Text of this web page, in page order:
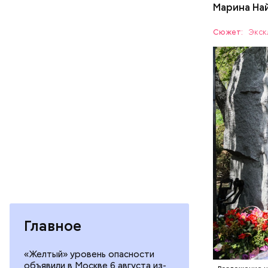
Главное
«Желтый» уровень опасности
объявили в Москве 6 августа из-
Марина
Сюжет:
Макеев в
полку
на
АВАРИИ
Как
детства
решение
храме, а